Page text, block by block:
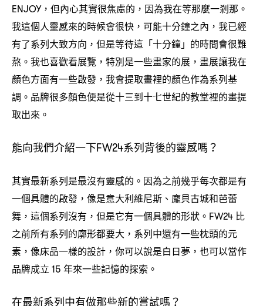
ENJOY， 但內心其實很焦慮的 ， 因為我在等那麼一剎那。
我這個人靈感來的時候會很快 ， 可能十分鐘之內 ， 我已經
有了系列大致方向 ， 但是等待這「十分鐘」的時間會很難
熬。我也喜歡看展覽 ， 特別是一些畫家的展 ， 畫展讓我在
顏色方面有一些啟發 ， 我會提取畫裡的顏色作為系列基
調。品牌很多顏色便是從十三到十七世紀的教堂裡的畫提
取出來。
能向我們介紹一下FW24系列背後的靈感嗎？
其實最新系列是最沒有靈感的。因為之前幾乎每次都是有
一個具體的啟發 ， 像是意大利維尼斯、龐貝古城和芭蕾
舞 ， 這個系列沒有 ， 但是它有一個具體的形狀。 FW24 比
之前所有系列的廓形都要大 ， 系列中還有一些枕頭的元
素 ， 像床品一樣的設計 ， 你可以說是白日夢 ， 也可以當作
品牌成立 15 年來一些記憶的探索。
在最新系列中有做那些新的嘗試嗎？